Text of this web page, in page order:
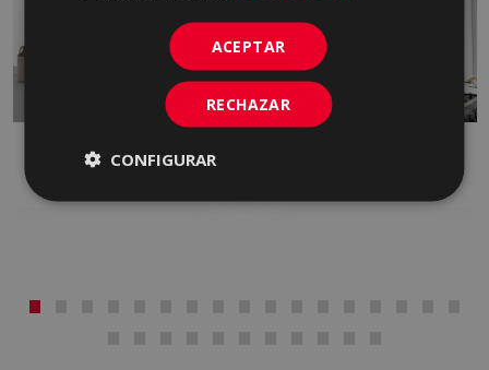
ACEPTAR
RECHAZAR
CONFIGURAR